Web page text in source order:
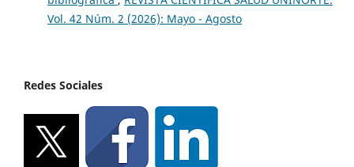
Vol. 42 Núm. 2 (2026): Mayo - Agosto
Redes Sociales